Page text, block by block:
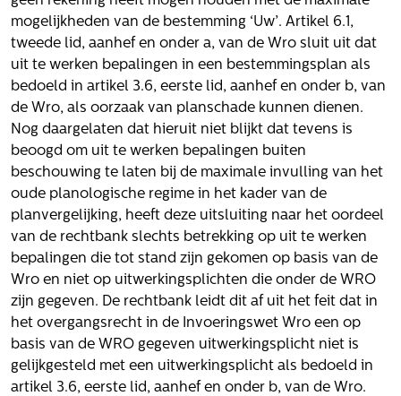
Uitspraken
Werken bij
Vacatures
Contact
Privacyverklaring
Proclaimer
Volg ons
Integrale aanpak gebiedsvisie
mogelijkheden van de bestemming ‘Uw’. Artikel 6.1,
tweede lid, aanhef en onder a, van de Wro sluit uit dat
uit te werken bepalingen in een bestemmingsplan als
bedoeld in artikel 3.6, eerste lid, aanhef en onder b, van
de Wro, als oorzaak van planschade kunnen dienen.
Nog daargelaten dat hieruit niet blijkt dat tevens is
beoogd om uit te werken bepalingen buiten
beschouwing te laten bij de maximale invulling van het
oude planologische regime in het kader van de
planvergelijking, heeft deze uitsluiting naar het oordeel
van de rechtbank slechts betrekking op uit te werken
bepalingen die tot stand zijn gekomen op basis van de
Wro en niet op uitwerkingsplichten die onder de WRO
zijn gegeven. De rechtbank leidt dit af uit het feit dat in
het overgangsrecht in de Invoeringswet Wro een op
basis van de WRO gegeven uitwerkingsplicht niet is
gelijkgesteld met een uitwerkingsplicht als bedoeld in
artikel 3.6, eerste lid, aanhef en onder b, van de Wro.